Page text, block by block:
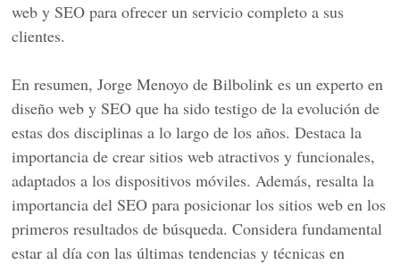
web y SEO para ofrecer un servicio completo a sus
clientes.
En resumen, Jorge Menoyo de Bilbolink es un experto en
diseño web y SEO que ha sido testigo de la evolución de
estas dos disciplinas a lo largo de los años. Destaca la
importancia de crear sitios web atractivos y funcionales,
adaptados a los dispositivos móviles. Además, resalta la
importancia del SEO para posicionar los sitios web en los
primeros resultados de búsqueda. Considera fundamental
estar al día con las últimas tendencias y técnicas en